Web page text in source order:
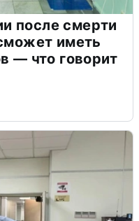
после смерти
иметь
— что говорит